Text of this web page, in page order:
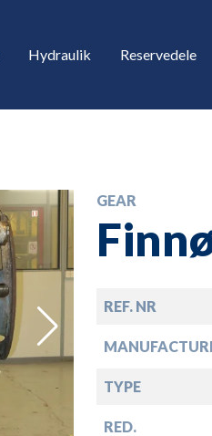
Hydraulik Reservedele
GEAR
REF. NR
TYPE
RED.